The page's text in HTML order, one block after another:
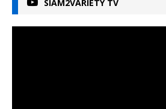
SIAM2VARIETY TV